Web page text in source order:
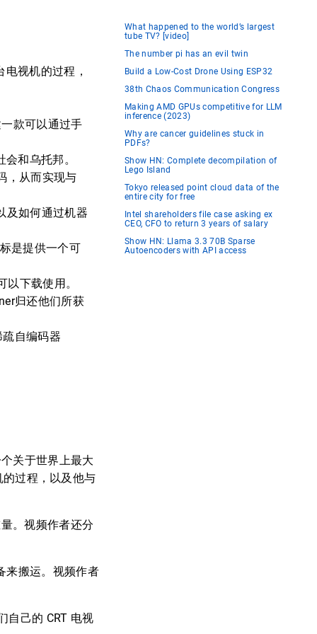
视机的过程，
款可以通过手
和乌托邦。
，从而实现与
及如何通过机器
是提供一个可
下载使用。
归还他们所获
自编码器
关于世界上最大
过程，以及他与
。视频作者还分
来搬运。视频作者
自己的 CRT 电视
What happened to the world’s largest
tube TV? [video]
The number pi has an evil twin
Build a Low-Cost Drone Using ESP32
38th Chaos Communication Congress
Making AMD GPUs competitive for LLM
inference (2023)
Why are cancer guidelines stuck in
PDFs?
Show HN: Complete decompilation of
Lego Island
Tokyo released point cloud data of the
entire city for free
Intel shareholders file case asking ex
CEO, CFO to return 3 years of salary
Show HN: Llama 3.3 70B Sparse
Autoencoders with API access